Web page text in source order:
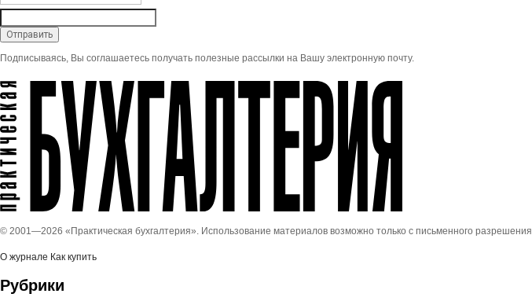
Подписываясь, Вы соглашаетесь получать полезные рассылки на Вашу электронную почту.
© 2001—2026 «Практическая бухгалтерия». Использование материалов возможно только с письменного разрешения
О журнале Как купить
Рубрики